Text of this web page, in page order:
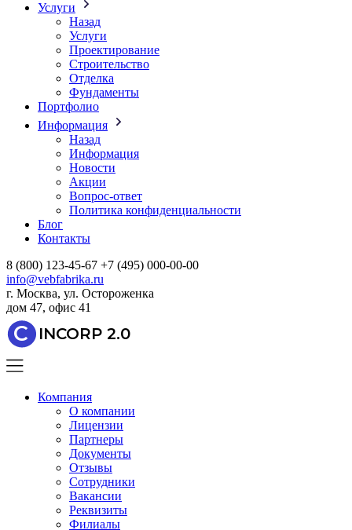
Услуги
Назад
Услуги
Проектирование
Строительство
Отделка
Фундаменты
Портфолио
Информация
Назад
Информация
Новости
Акции
Вопрос-ответ
Политика конфиденциальности
Блог
Контакты
8 (800) 123-45-67 +7 (495) 000-00-00
info@vebfabrika.ru
г. Москва, ул. Остороженка
дом 47, офис 41
INCORP 2.0
C
Компания
О компании
Лицензии
Партнеры
Документы
Отзывы
Сотрудники
Вакансии
Реквизиты
Филиалы